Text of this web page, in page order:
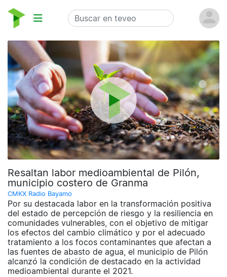
Resaltan labor medioambiental de Pilón,
municipio costero de Granma
CMKX Radio Bayamo
Por su destacada labor en la transformación positiva
del estado de percepción de riesgo y la resiliencia en
comunidades vulnerables, con el objetivo de mitigar
los efectos del cambio climático y por el adecuado
tratamiento a los focos contaminantes que afectan a
las fuentes de abasto de agua, el municipio de Pilón
alcanzó la condición de destacado en la actividad
medioambiental durante el 2021.